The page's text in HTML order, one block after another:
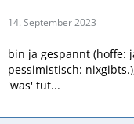
14. September 2023
bin ja gespannt (hoffe:
pessimistisch:
'was' tut...